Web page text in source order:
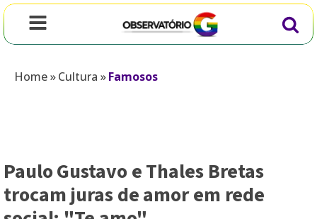
Home»Cultura »Famosos
Paulo Gustavo e Thales Bretas
trocam juras de amor em rede